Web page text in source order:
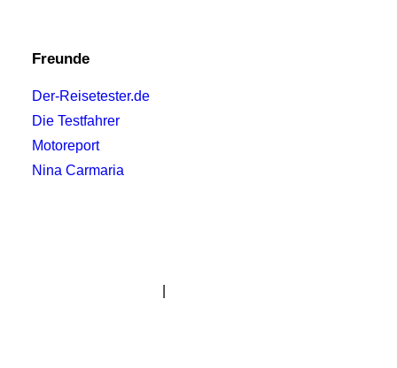
Freunde
Der-Reisetester.de
Die Testfahrer
Motoreport
Nina Carmaria